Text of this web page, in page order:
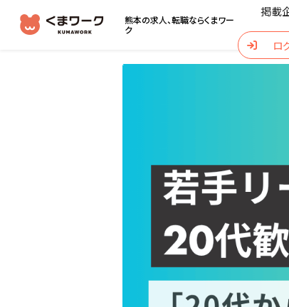
熊本の求人、転職ならくまワー
ク
掲載
ロ